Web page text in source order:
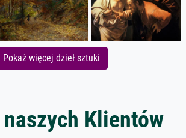
Pokaż więcej dzieł sztuki
Klientów